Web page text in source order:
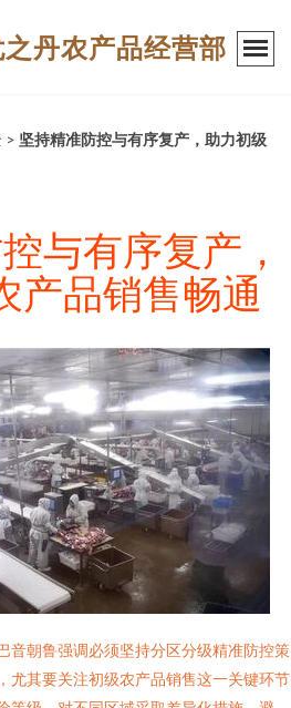
丹农产品经营部
> 坚持精准防控与有序复产，助力初级
与有序复产，
产品销售畅通
音朝鲁强调必须坚持分区分级精准防控策
尤其要关注初级农产品销售这一关键环